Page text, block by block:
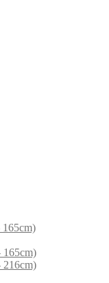
165cm)
216cm)